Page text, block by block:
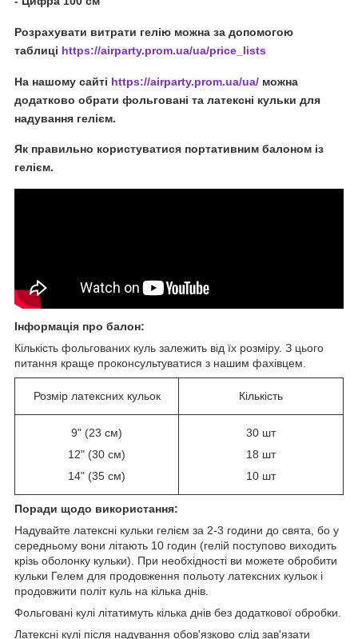
Розрахувати витрати гелію можна за допомогою
таблиці https://airparty.prom.ua/ua/price_lists
На нашому сайті https://airparty.prom.ua/ua/ можна
додатково обрати фольговані та латексні кульки для
надування гелієм.
Як правильно користуватися портативним балоном із
гелієм.
Інформація про балон:
Кількість фольгованих куль залежить від їх розміру. З цього
питання краще проконсультуватися з нашим фахівцем.
Розмір латексних кульок Кількість
9" (23 см)
12" (30 см)
14" (35 см)
30 шт
18 шт
10 шт
Поради щодо використання:
Надувайте латексні кульки гелієм за 2-3 години до свята, бо у
середньому вони літають 10 годин (гелій поступово виходить
крізь оболонку кульки). При необхідності ви можете обробити
кульки Гелем для продовження польоту латексних кульок і
продовжити політ куль на кілька днів.
Фольговані кулі літатимуть кілька днів без додаткової обробки.
Латексні кулі після надування обов'язково слід зав'язати